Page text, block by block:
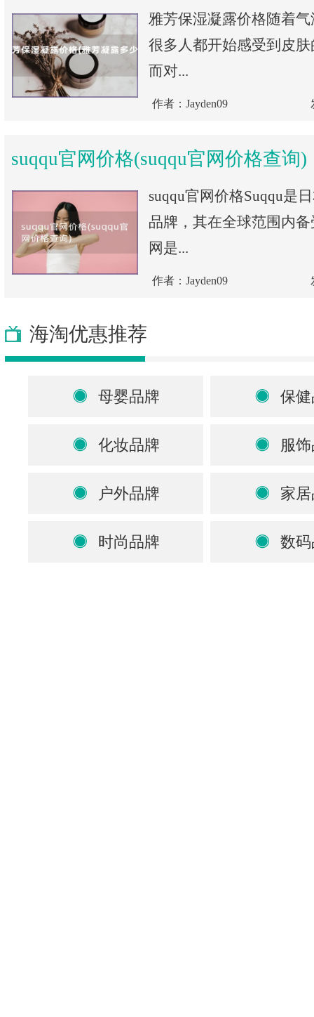
雅芳保湿凝露价格随着
很多人都开始感受到皮
而对...
作者：Jayden09
suqqu官网价格(suqqu官网价格查询)
suqqu官网价格Suqqu是
品牌，其在全球范围内
网是...
作者：Jayden09
海淘优惠推荐
母婴品牌 保
化妆品牌 服
户外品牌 家
时尚品牌 数